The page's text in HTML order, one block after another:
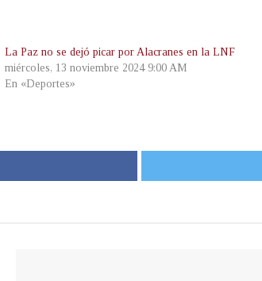
La Paz no se dejó picar por Alacranes en la LNF
miércoles, 13 noviembre 2024 9:00 AM
En «Deportes»